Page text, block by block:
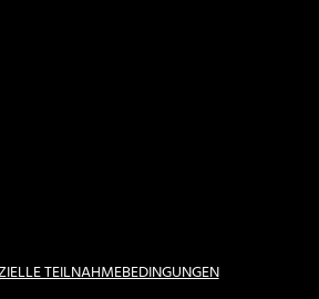
TEILNAHMEBEDINGUNGEN